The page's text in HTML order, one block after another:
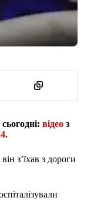
відео з
з’їхав з дороги